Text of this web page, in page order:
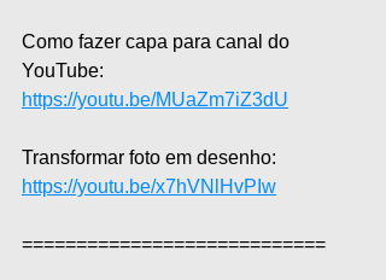
Como fazer capa para canal do
YouTube:
https://youtu.be/MUaZm7iZ3dU
Transformar foto em desenho:
https://youtu.be/x7hVNlHvPIw
============================